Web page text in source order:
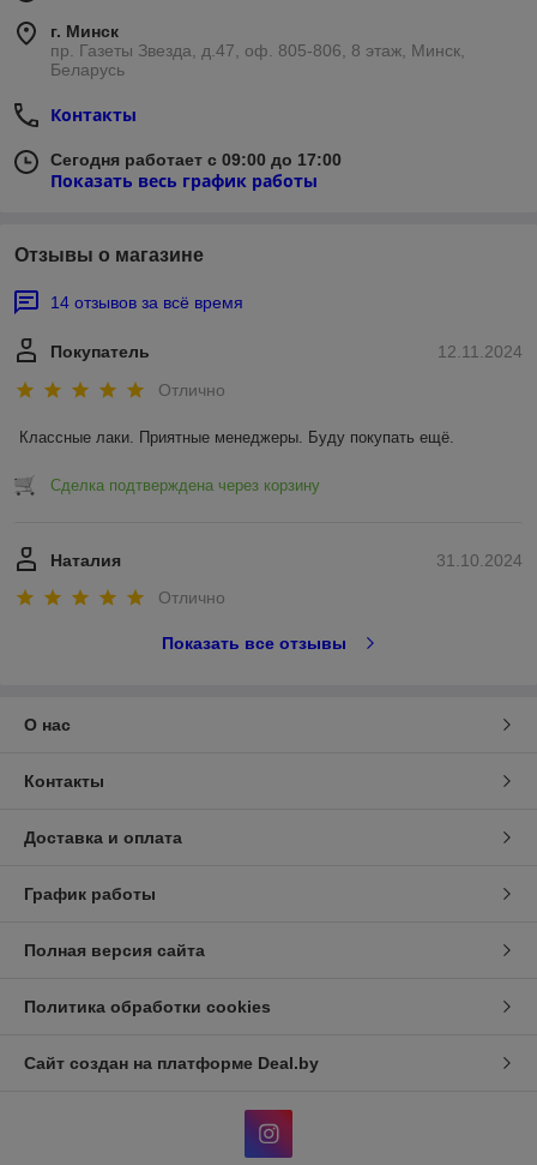
г. Минск
пр. Газеты Звезда, д.47, оф. 805-806, 8 этаж, Минск,
Беларусь
Контакты
Сегодня работает с 09:00 до 17:00
Показать весь график работы
Отзывы о магазине
14 отзывов за всё время
12.11.2024
Покупатель
Отлично
Классные лаки. Приятные менеджеры. Буду покупать ещё.
Сделка подтверждена через корзину
31.10.2024
Наталия
Отлично
Показать все отзывы
О нас
Контакты
Доставка и оплата
График работы
Полная версия сайта
Политика обработки cookies
Сайт создан на платформе Deal.by